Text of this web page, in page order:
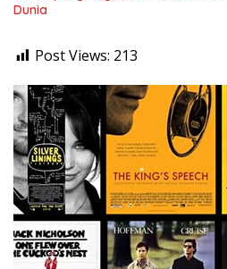
Dunia
Post Views: 213